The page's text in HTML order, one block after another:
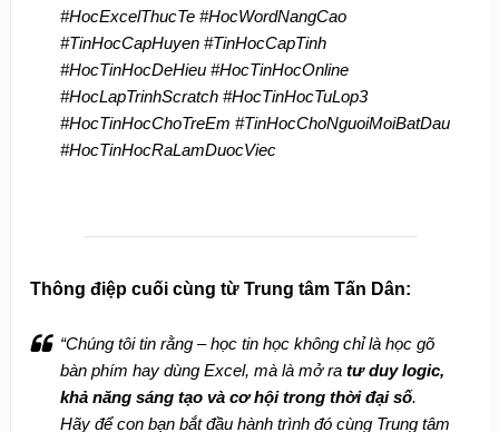
#HocExcelThucTe #HocWordNangCao
#TinHocCapHuyen #TinHocCapTinh
#HocTinHocDeHieu #HocTinHocOnline
#HocLapTrinhScratch #HocTinHocTuLop3
#HocTinHocChoTreEm #TinHocChoNguoiMoiBatDau
#HocTinHocRaLamDuocViec
Thông điệp cuối cùng từ Trung tâm Tấn Dân:
“Chúng tôi tin rằng – học tin học không chỉ là học gõ
bàn phím hay dùng Excel, mà là mở ra tư duy logic,
khả năng sáng tạo và cơ hội trong thời đại số.
Hãy để con bạn bắt đầu hành trình đó cùng Trung tâm